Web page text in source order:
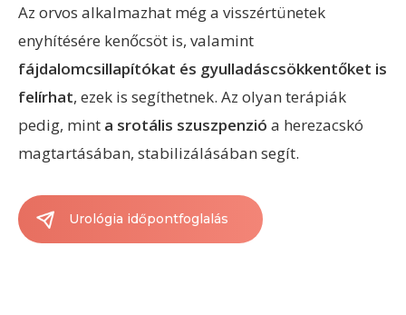
Az orvos alkalmazhat még a visszértünetek
enyhítésére kenőcsöt is, valamint
fájdalomcsillapítókat és gyulladáscsökkentőket is
felírhat, ezek is segíthetnek. Az olyan terápiák
pedig, mint a srotális szuszpenzió a herezacskó
magtartásában, stabilizálásában segít.
Urológia időpontfoglalás